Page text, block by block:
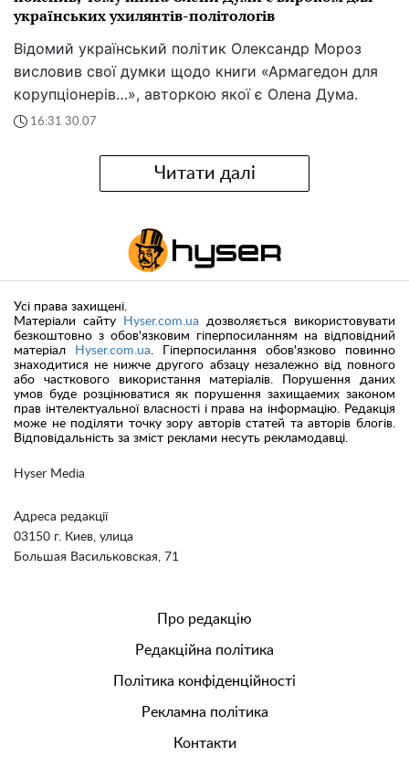
українських ухилянтів-політологів
Відомий український політик Олександр Мороз
висловив свої думки щодо книги «Армагедон для
корупціонерів…», авторкою якої є Олена Дума.
16:31 30.07
Читати далі
Hyser Media
Адреса редакції
03150 г. Киев, улица
Большая Васильковская, 71
Усі права захищені.
Матеріали сайту
Hyser.com.ua дозволяється використовувати
безкоштовно з обов'язковим гіперпосиланням на відповідний
матеріал
Hyser.com.ua. Гіперпосилання обов'язково повинно
знаходитися не нижче другого абзацу незалежно від повного
або часткового використання матеріалів. Порушення даних
умов буде розцінюватися як порушення захищаемих законом
прав інтелектуальної власності і права на інформацію. Редакція
може не поділяти точку зору авторів статей та авторів блогів.
Відповідальність за зміст реклами несуть рекламодавці.
Про редакцію
Редакційна політика
Політика конфіденційності
Рекламна політика
Контакти